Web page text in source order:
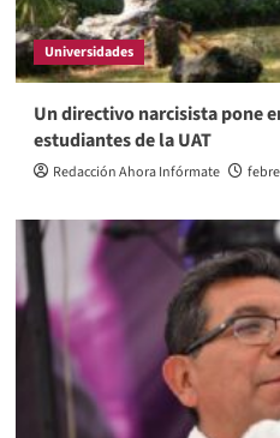
Universidades
Un directivo narcisista pone
estudiantes de la UAT
Redacción Ahora Infórmate